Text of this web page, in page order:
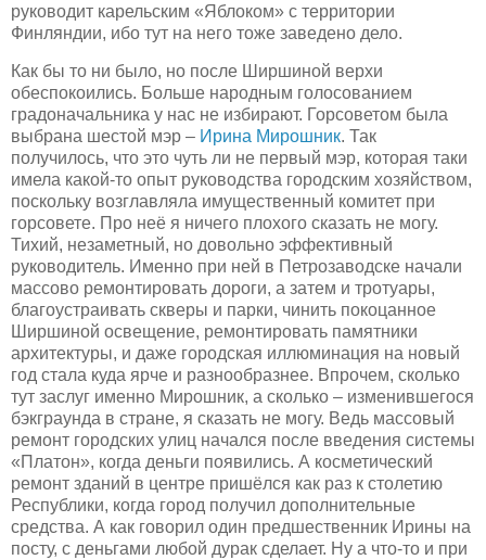
руководит карельским «Яблоком» с территории
Финляндии, ибо тут на него тоже заведено дело.
Как бы то ни было, но после Ширшиной верхи
обеспокоились. Больше народным голосованием
градоначальника у нас не избирают. Горсоветом была
выбрана шестой мэр – Ирина Мирошник. Так
получилось, что это чуть ли не первый мэр, которая таки
имела какой-то опыт руководства городским хозяйством,
поскольку возглавляла имущественный комитет при
горсовете. Про неё я ничего плохого сказать не могу.
Тихий, незаметный, но довольно эффективный
руководитель. Именно при ней в Петрозаводске начали
массово ремонтировать дороги, а затем и тротуары,
благоустраивать скверы и парки, чинить покоцанное
Ширшиной освещение, ремонтировать памятники
архитектуры, и даже городская иллюминация на новый
год стала куда ярче и разнообразнее. Впрочем, сколько
тут заслуг именно Мирошник, а сколько – изменившегося
бэкграунда в стране, я сказать не могу. Ведь массовый
ремонт городских улиц начался после введения системы
«Платон», когда деньги появились. А косметический
ремонт зданий в центре пришёлся как раз к столетию
Республики, когда город получил дополнительные
средства. А как говорил один предшественник Ирины на
посту, с деньгами любой дурак сделает. Ну а что-то и при